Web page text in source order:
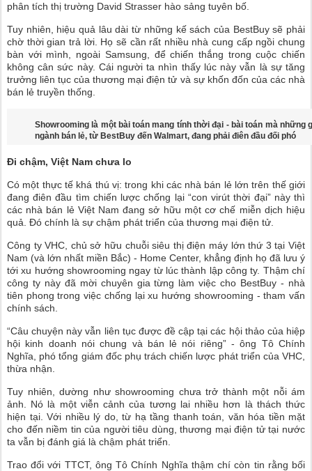
phân tích thị trường David Strasser hào sảng tuyên bố.
Tuy nhiên, hiệu quả lâu dài từ những kế sách của BestBuy sẽ phải
chờ thời gian trả lời. Họ sẽ cần rất nhiều nhà cung cấp ngồi chung
bàn với mình, ngoài Samsung, để chiến thắng trong cuộc chiến
không cân sức này. Cái người ta nhìn thấy lúc này vẫn là sự tăng
trưởng liên tục của thương mại điện tử và sự khốn đốn của các nhà
bán lẻ truyền thống.
Showrooming là một bài toán mang tính thời đại - bài toán mà những
ngành bán lẻ, từ BestBuy đến Walmart, đang phải điên đầu đối phó
Đi chậm, Việt Nam chưa lo
Có một thực tế khá thú vị: trong khi các nhà bán lẻ lớn trên thế giới
đang điên đầu tìm chiến lược chống lại “con virút thời đại” này thì
các nhà bán lẻ Việt Nam đang sở hữu một cơ chế miễn dịch hiệu
quả. Đó chính là sự chậm phát triển của thương mại điện tử.
Công ty VHC, chủ sở hữu chuỗi siêu thị điện máy lớn thứ 3 tại Việt
Nam (và lớn nhất miền Bắc) - Home Center, khẳng định họ đã lưu ý
tới xu hướng showrooming ngay từ lúc thành lập công ty. Thậm chí
công ty này đã mời chuyên gia từng làm việc cho BestBuy - nhà
tiên phong trong việc chống lại xu hướng showrooming - tham vấn
chính sách.
“Câu chuyện này vẫn liên tục được đề cập tại các hội thảo của hiệp
hội kinh doanh nói chung và bán lẻ nói riêng” - ông Tô Chính
Nghĩa, phó tổng giám đốc phụ trách chiến lược phát triển của VHC,
thừa nhận.
Tuy nhiên, dường như showrooming chưa trở thành một nỗi ám
ảnh. Nó là một viễn cảnh của tương lai nhiều hơn là thách thức
hiện tại. Với nhiều lý do, từ hạ tầng thanh toán, văn hóa tiền mặt
cho đến niềm tin của người tiêu dùng, thương mại điện tử tại nước
ta vẫn bị đánh giá là chậm phát triển.
Trao đổi với TTCT, ông Tô Chính Nghĩa thậm chí còn tin rằng bối